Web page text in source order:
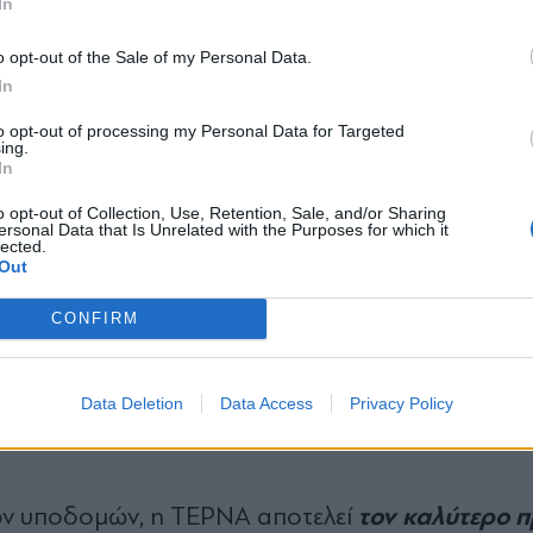
opt-out of the Sale of my Personal Data.
opt-out of processing my Personal Data for Targeted
opt-out of Collection, Use, Retention, Sale, and/or Sharing
Data that Is Unrelated with the Purposes for which it
CONFIRM
Data Deletion Data Access Privacy Policy
ΣΔΙΤ,όπως π.χ. σε λιμάνια, σε
σε τομείς της ψηφιακής οικονομίας.
έσοδα που λειτουργούν ως ασπίδα
Επίσης, κι αυτό είναι ιδιαιτέρως
ποιοτικό επιπλέον ανεκτέλεστο έργων στην
εξαιρετικά ικανοποιητικούς.
ακόμη περισσότερο την ηγετική μας
παραχωρήσεις σε καίριες μεταφορικές,
υποδομών, η ΤΕΡΝΑ αποτελεί τον καλύτερο
Αποδέχομαι τουςόρους χρήσης